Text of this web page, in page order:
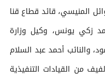
المنيسي، قائد قطاع قنا
زكي يونس، وكيل وزارة
والنائب أحمد عبد السلام
من القيادات التنفيذية